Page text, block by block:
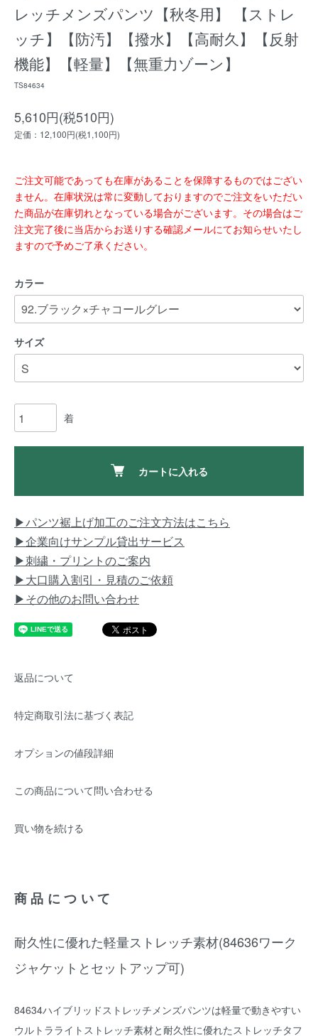
レッチメンズパンツ【秋冬用】 【ストレ
ッチ】【防汚】【撥水】【高耐久】【反射
機能】【軽量】【無重力ゾーン】
TS84634
5,610円(税510円)
定価：12,100円(税1,100円)
ご注文可能であっても在庫があることを保障するものではござい
ません。在庫状況は常に変動しておりますのでご注文をいただい
た商品が在庫切れとなっている場合がございます。その場合はご
注文完了後に当店からお送りする確認メールにてお知らせいたし
ますので予めご了承ください。
カラー
サイズ
着
カートに入れる
▶パンツ裾上げ加工のご注文方法はこちら
▶企業向けサンプル貸出サービス
▶刺繍・プリントのご案内
▶大口購入割引・見積のご依頼
▶その他のお問い合わせ
返品について
特定商取引法に基づく表記
オプションの値段詳細
この商品について問い合わせる
買い物を続ける
商品について
耐久性に優れた軽量ストレッチ素材(84636ワーク
ジャケットとセットアップ可)
84634ハイブリッドストレッチメンズパンツは軽量で動きやすい
ウルトラライトストレッチ素材と耐久性に優れたストレッチタフ